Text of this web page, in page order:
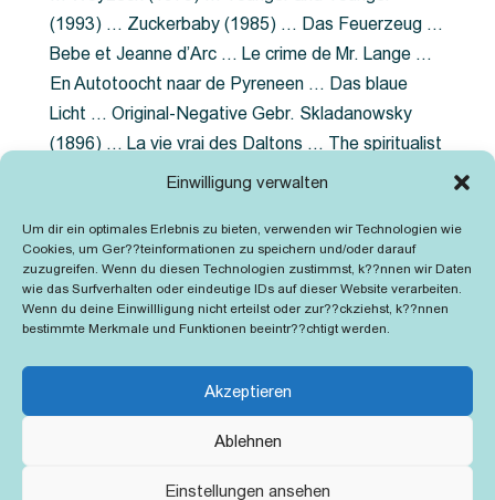
Einwilligung verwalten
Um dir ein optimales Erlebnis zu bieten, verwenden wir Technologien wie
Cookies, um Ger??teinformationen zu speichern und/oder darauf
zuzugreifen. Wenn du diesen Technologien zustimmst, k??nnen wir Daten
wie das Surfverhalten oder eindeutige IDs auf dieser Website verarbeiten.
Wenn du deine Einwillligung nicht erteilst oder zur??ckziehst, k??nnen
bestimmte Merkmale und Funktionen beeintr??chtigt werden.
Akzeptieren
Ablehnen
Einstellungen ansehen
(1993) … Zuckerbaby (1985) … Das Feuerzeug …
Bebe et Jeanne d’Arc … Le crime de Mr. Lange …
En Autotoocht naar de Pyreneen … Das blaue
Licht … Original-Negative Gebr. Skladanowsky
(1896) … La vie vrai des Daltons … The spiritualist
photographer … Feuer im Fjord … The Song of the
Grubenlampe … Tolstoy … Grün ist die Heide …
Lady Hamilton … Mütter verzaget nicht …
Ruttmann Werbefilme